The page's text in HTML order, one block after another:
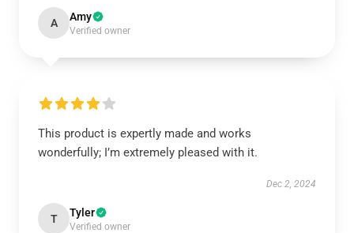
A Amy
Verified owner
This product is expertly made and works
wonderfully; I’m extremely pleased with it.
Dec 2, 2024
T Tyler
Verified owner